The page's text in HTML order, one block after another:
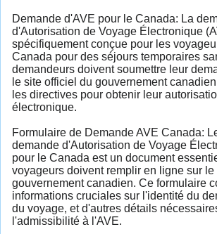
Demande d'AVE pour le Canada: La
d'Autorisation de Voyage Électronique
spécifiquement conçue pour les
Canada pour des séjours temporaires
demandeurs doivent soumettre leur
le site officiel du gouvernement
les directives pour obtenir leur
électronique.
Formulaire de Demande AVE Canada:
demande d'Autorisation de Voyage
pour le Canada est un document
voyageurs doivent remplir en ligne sur le
gouvernement canadien. Ce formulaire
informations cruciales sur l'identité du
du voyage, et d'autres détails
l'admissibilité à l'AVE.